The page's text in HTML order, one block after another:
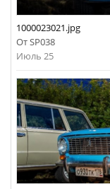
1000023021.jpg
ОтSP038
Июль 25